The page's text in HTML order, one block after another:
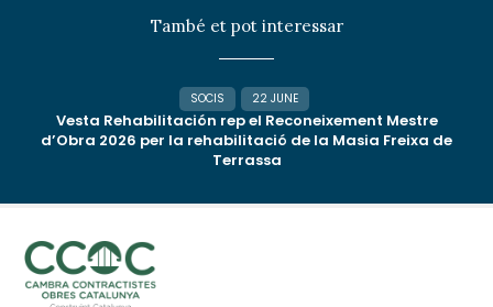
També et pot interessar
SOCIS 22 JUNE
Vesta Rehabilitación rep el Reconeixement Mestre
d’Obra 2026 per la rehabilitació de la Masia Freixa de
Terrassa